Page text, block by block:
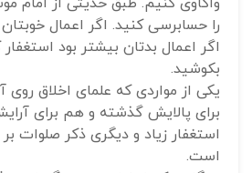
را حسابرسی کنید. اگر اعمال خوبتان
اگر اعمال بدتان بیشتر بود
بکوشید.
یکی از مواردی که علمای اخلاق روی
برای پالایش گذشته و هم برای
استغفار زیاد و دیگری ذکر صلوات
است.